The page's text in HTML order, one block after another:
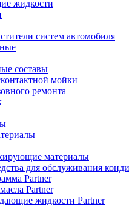
жидкости
систем автомобиля
составы
мойки
ремонта
материалы
для обслуживания
Partner
Partner
жидкости Partner